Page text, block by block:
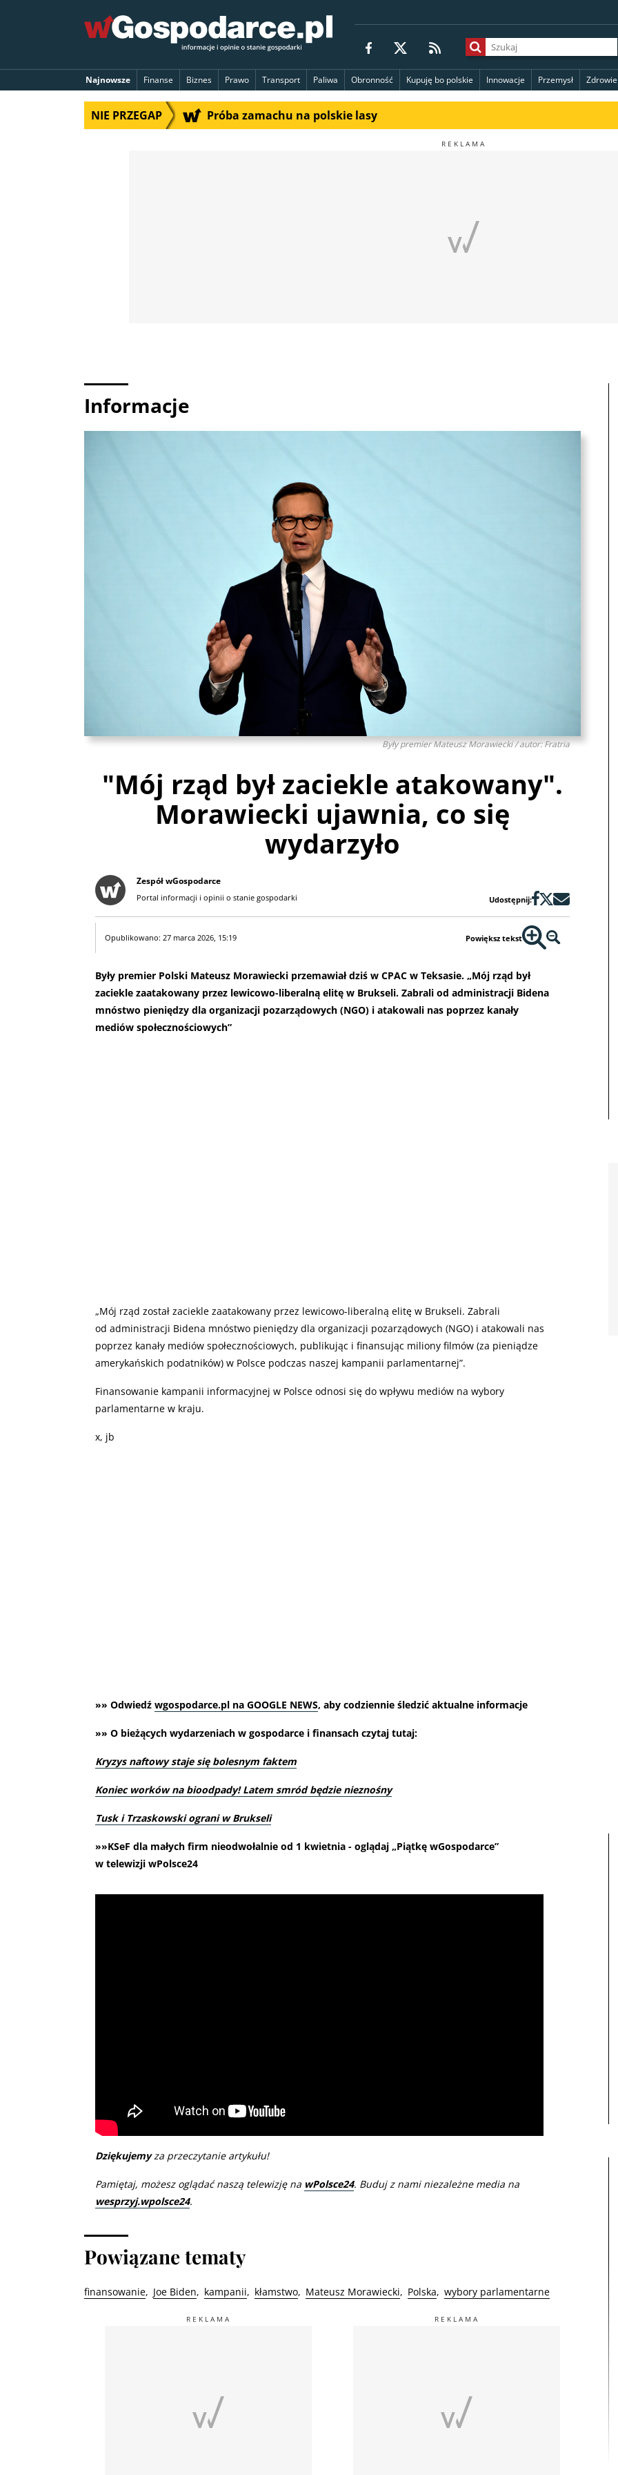
Najnowsze Finanse Biznes Prawo Transport Paliwa Obronność Kupuję bo polskie Innowacje Przemysł Zdrowie
NIE PRZEGAP Próba zamachu na polskie lasy
Informacje
Były premier Mateusz Morawiecki / autor: Fratria
"Mój rząd był zaciekle atakowany".
Morawiecki ujawnia, co się
wydarzyło
Zespół wGospodarce
Portal informacji i opinii o stanie gospodarki Udostępnij:
Opublikowano: 27 marca 2026, 15:19 Powiększ tekst
Były premier Polski Mateusz Morawiecki przemawiał dziś w CPAC w Teksasie. „Mój rząd był
zaciekle zaatakowany przez lewicowo-liberalną elitę w Brukseli. Zabrali od administracji Bidena
mnóstwo pieniędzy dla organizacji pozarządowych (NGO) i atakowali nas poprzez kanały
mediów społecznościowych”
„Mój rząd został zaciekle zaatakowany przez lewicowo-liberalną elitę w Brukseli. Zabrali
od administracji Bidena mnóstwo pieniędzy dla organizacji pozarządowych (NGO) i atakowali nas
poprzez kanały mediów społecznościowych, publikując i finansując miliony filmów (za pieniądze
amerykańskich podatników) w Polsce podczas naszej kampanii parlamentarnej”.
Finansowanie kampanii informacyjnej w Polsce odnosi się do wpływu mediów na wybory
parlamentarne w kraju.
x, jb
»» Odwiedź wgospodarce.pl na GOOGLE NEWS, aby codziennie śledzić aktualne informacje
»» O bieżących wydarzeniach w gospodarce i finansach czytaj tutaj:
Kryzys naftowy staje się bolesnym faktem
Koniec worków na bioodpady! Latem smród będzie nieznośny
Tusk i Trzaskowski ograni w Brukseli
»»KSeF dla małych firm nieodwołalnie od 1 kwietnia - oglądaj „Piątkę wGospodarce”
w telewizji wPolsce24
Dziękujemyza przeczytanie artykułu!
Pamiętaj, możesz oglądać naszą telewizję na wPolsce24. Buduj z nami niezależne media na
wesprzyj.wpolsce24.
Powiązane tematy
finansowanie Joe Biden kampanii kłamstwo Mateusz Morawiecki Polska wybory parlamentarne